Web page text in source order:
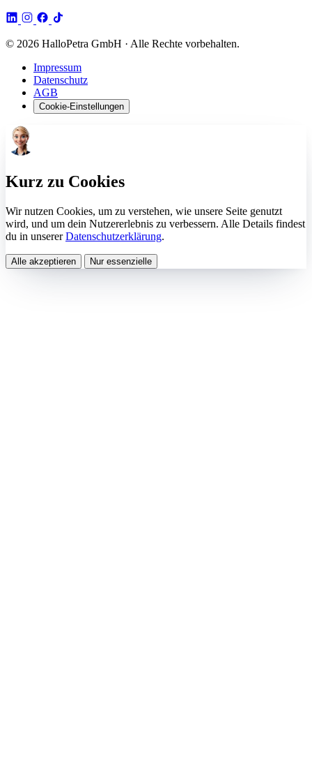
© 2026 HalloPetra GmbH · Alle Rechte vorbehalten.
Impressum
Datenschutz
AGB
Cookie-Einstellungen
Kurz zu Cookies
Wir nutzen Cookies, um zu verstehen, wie unsere Seite genutzt
wird, und um dein Nutzererlebnis zu verbessern. Alle Details findest
du in unsererDatenschutzerklärung.
Alle akzeptieren Nur essenzielle